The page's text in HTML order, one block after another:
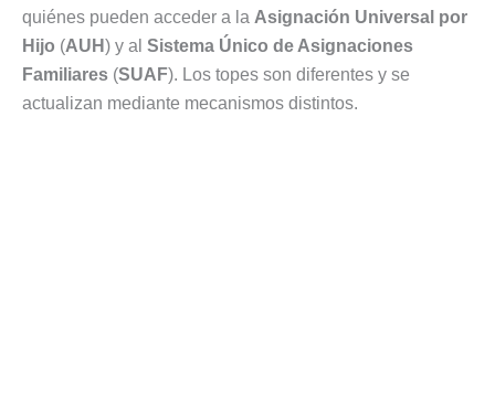
quiénes pueden acceder a la Asignación Universal por
Hijo (AUH ) y al Sistema Único de Asignaciones
Familiares (SUAF). Los topes son diferentes y se
actualizan mediante mecanismos distintos.